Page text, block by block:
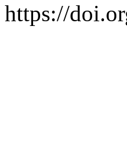
https://